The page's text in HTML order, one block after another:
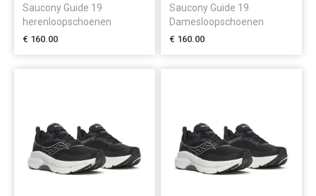
Saucony Guide 19
herenloopschoenen
€ 160.00
Saucony Guide 19
Damesloopschoenen
€ 160.00